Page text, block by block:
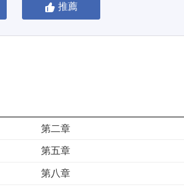
推薦
第二章
第五章
第八章